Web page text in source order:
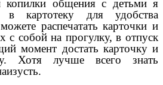
копилки общения с детьми я
картотеку для удобства
распечатать карточки и
с собой на прогулку, в отпуск
момент достать карточку и
Хотя лучше всего знать